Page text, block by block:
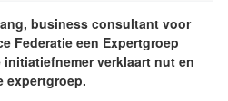
business consultant voor
Federatie een Expertgroep
verklaart nut en
expertgroep.